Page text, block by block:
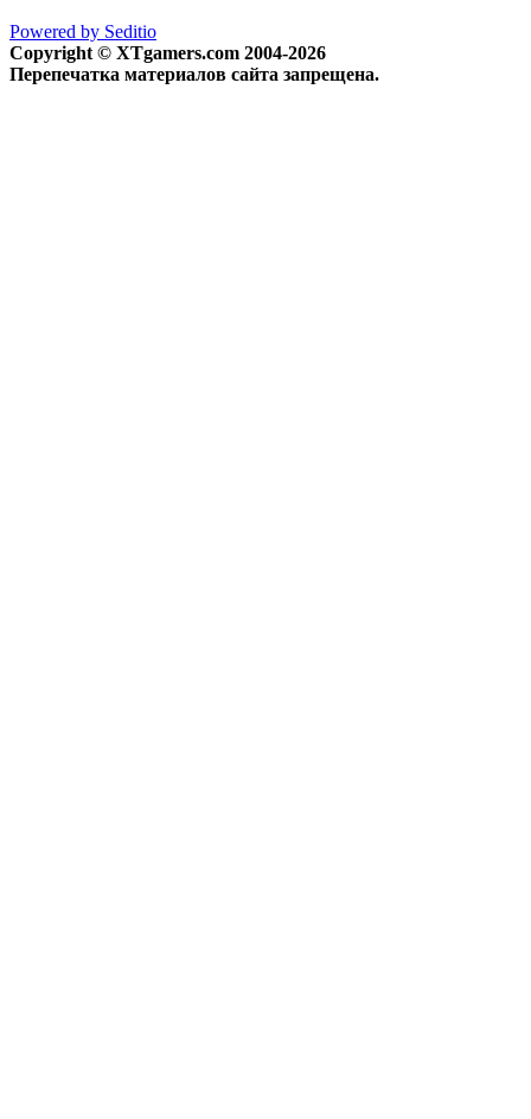
Powered by Seditio
Copyright © XTgamers.com 2004-2026
Перепечатка материалов сайта запрещена.